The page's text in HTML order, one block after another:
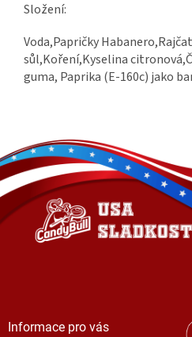
Složení:
Voda,Papričky
sůl,Koření,Kyselina
guma, Paprika (E-160c) jako
á
p
a
í
Informace pro vás